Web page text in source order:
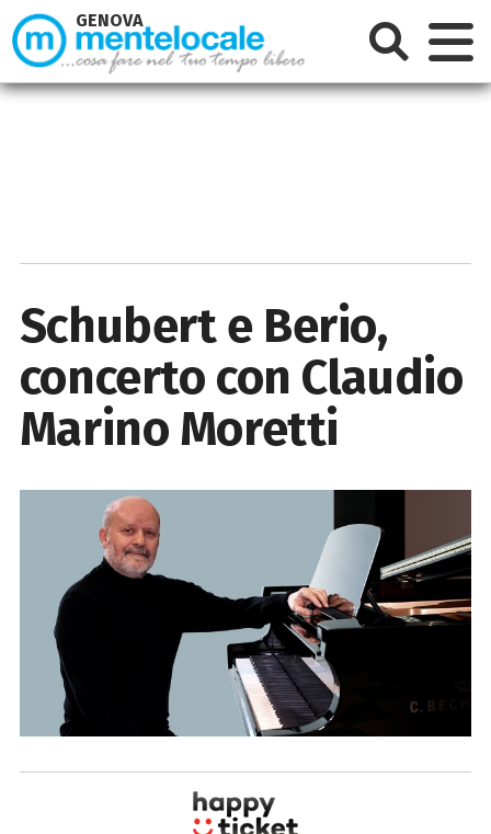
Schubert e Berio,
concerto con Claudio
Marino Moretti
GENOVA